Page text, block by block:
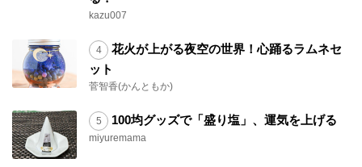
kazu007
花火が上がる夜空の世界！心踊るラムネセ
ット
菅智香(かんともか)
100均グッズで「盛り塩」、運気を上げる
miyuremama